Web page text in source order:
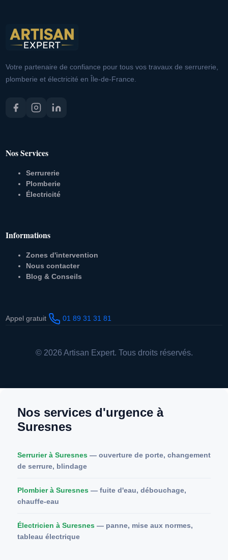
Votre partenaire de confiance pour tous vos travaux de serrurerie,
plomberie et électricité en Île-de-France.
Nos Services
Serrurerie
Plomberie
Électricité
Informations
Zones d'intervention
Nous contacter
Blog & Conseils
Appel gratuit 01 89 31 31 81
© 2026 Artisan Expert. Tous droits réservés.
Nos services d'urgence à
Suresnes
Serrurier à Suresnes — ouverture de porte, changement
de serrure, blindage
Plombier à Suresnes — fuite d'eau, débouchage,
chauffe-eau
Électricien à Suresnes — panne, mise aux normes,
tableau électrique